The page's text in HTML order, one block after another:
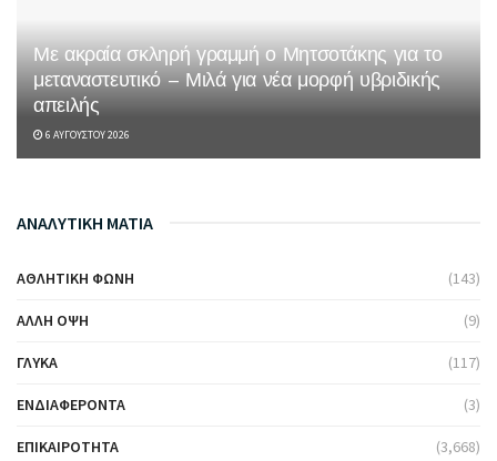
Με ακραία σκληρή γραμμή ο Μητσοτάκης για το
μεταναστευτικό – Μιλά για νέα μορφή υβριδικής
απειλής
6 ΑΥΓΟΎΣΤΟΥ 2026
ΑΝΑΛΥΤΙΚΗ ΜΑΤΙΑ
ΑΘΛΗΤΙΚΉ ΦΩΝΉ (143)
ΆΛΛΗ ΌΨΗ (9)
ΓΛΥΚΆ (117)
ΕΝΔΙΑΦΈΡΟΝΤΑ (3)
ΕΠΙΚΑΙΡΌΤΗΤΑ (3,668)